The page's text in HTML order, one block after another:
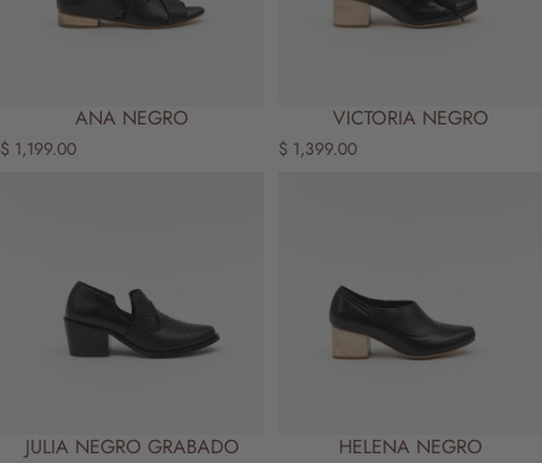
ANA NEGRO
$ 1,199.00
VICTORIA NEGRO
$ 1,399.00
JULIA NEGRO GRABADO HELENA NEGRO